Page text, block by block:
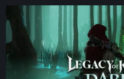
grande
forza
Legacy
of
Dark
Renaissance,